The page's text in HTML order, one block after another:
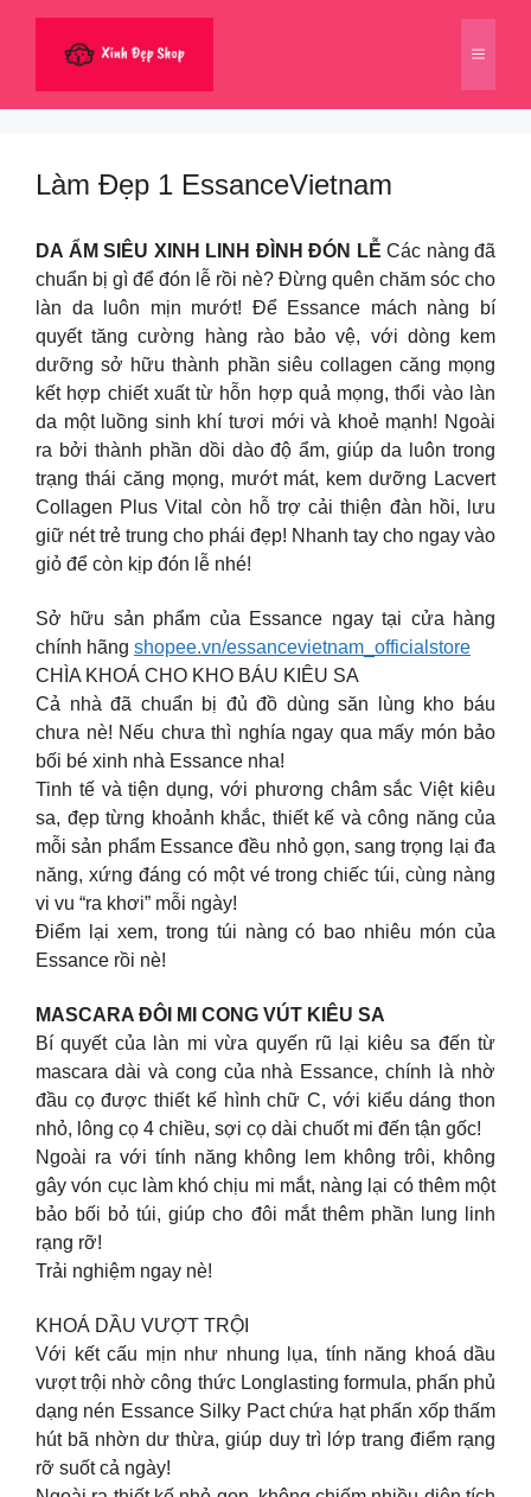
dung
Menu
Làm Đẹp 1 EssanceVietnam
DA ẨM SIÊU XINH LINH ĐÌNH ĐÓN LỄ Các nàng đã
chuẩn bị gì để đón lễ rồi nè? Đừng quên chăm sóc cho
làn da luôn mịn mướt! Để Essance mách nàng bí
quyết tăng cường hàng rào bảo vệ, với dòng kem
dưỡng sở hữu thành phần siêu collagen căng mọng
kết hợp chiết xuất từ hỗn hợp quả mọng, thổi vào làn
da một luồng sinh khí tươi mới và khoẻ mạnh! Ngoài
ra bởi thành phần dồi dào độ ẩm, giúp da luôn trong
trạng thái căng mọng, mướt mát, kem dưỡng Lacvert
Collagen Plus Vital còn hỗ trợ cải thiện đàn hồi, lưu
giữ nét trẻ trung cho phái đẹp! Nhanh tay cho ngay vào
giỏ để còn kịp đón lễ nhé!
Sở hữu sản phẩm của Essance ngay tại cửa hàng
chính hãng shopee.vn/essancevietnam_officialstore
CHÌA KHOÁ CHO KHO BÁU KIÊU SA
Cả nhà đã chuẩn bị đủ đồ dùng săn lùng kho báu
chưa nè! Nếu chưa thì nghía ngay qua mấy món bảo
bối bé xinh nhà Essance nha!
Tinh tế và tiện dụng, với phương châm sắc Việt kiêu
sa, đẹp từng khoảnh khắc, thiết kế và công năng của
mỗi sản phẩm Essance đều nhỏ gọn, sang trọng lại đa
năng, xứng đáng có một vé trong chiếc túi, cùng nàng
vi vu “ra khơi” mỗi ngày!
Điểm lại xem, trong túi nàng có bao nhiêu món của
Essance rồi nè!
MASCARA ĐÔI MI CONG VÚT KIÊU SA
Bí quyết của làn mi vừa quyến rũ lại kiêu sa đến từ
mascara dài và cong của nhà Essance, chính là nhờ
đầu cọ được thiết kế hình chữ C, với kiểu dáng thon
nhỏ, lông cọ 4 chiều, sợi cọ dài chuốt mi đến tận gốc!
Ngoài ra với tính năng không lem không trôi, không
gây vón cục làm khó chịu mi mắt, nàng lại có thêm một
bảo bối bỏ túi, giúp cho đôi mắt thêm phần lung linh
rạng rỡ!
Trải nghiệm ngay nè!
KHOÁ DẦU VƯỢT TRỘI
Với kết cấu mịn như nhung lụa, tính năng khoá dầu
vượt trội nhờ công thức Longlasting formula, phấn phủ
dạng nén Essance Silky Pact chứa hạt phấn xốp thấm
hút bã nhờn dư thừa, giúp duy trì lớp trang điểm rạng
rỡ suốt cả ngày!